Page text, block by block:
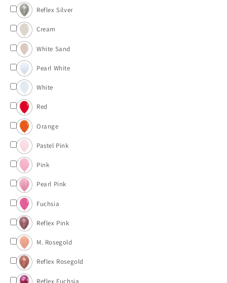
Reflex Silver
Cream
White Sand
Pearl White
White
Red
Orange
Pastel Pink
Pink
Pearl Pink
Fuchsia
Reflex Pink
M. Rosegold
Reflex Rosegold
Reflex Fuchsia